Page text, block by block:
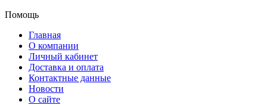
Помощь
Главная
О компании
Личный кабинет
Доставка и оплата
Контактные данные
Новости
О сайте